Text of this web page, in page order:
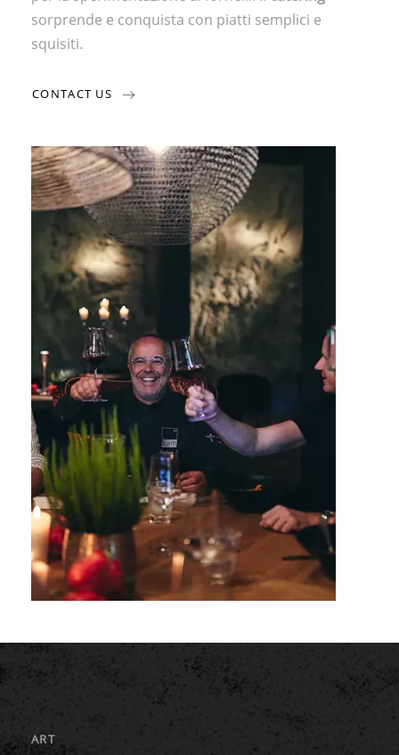
sorprende e conquista con piatti semplici e
squisiti.
CONTACT US
ART